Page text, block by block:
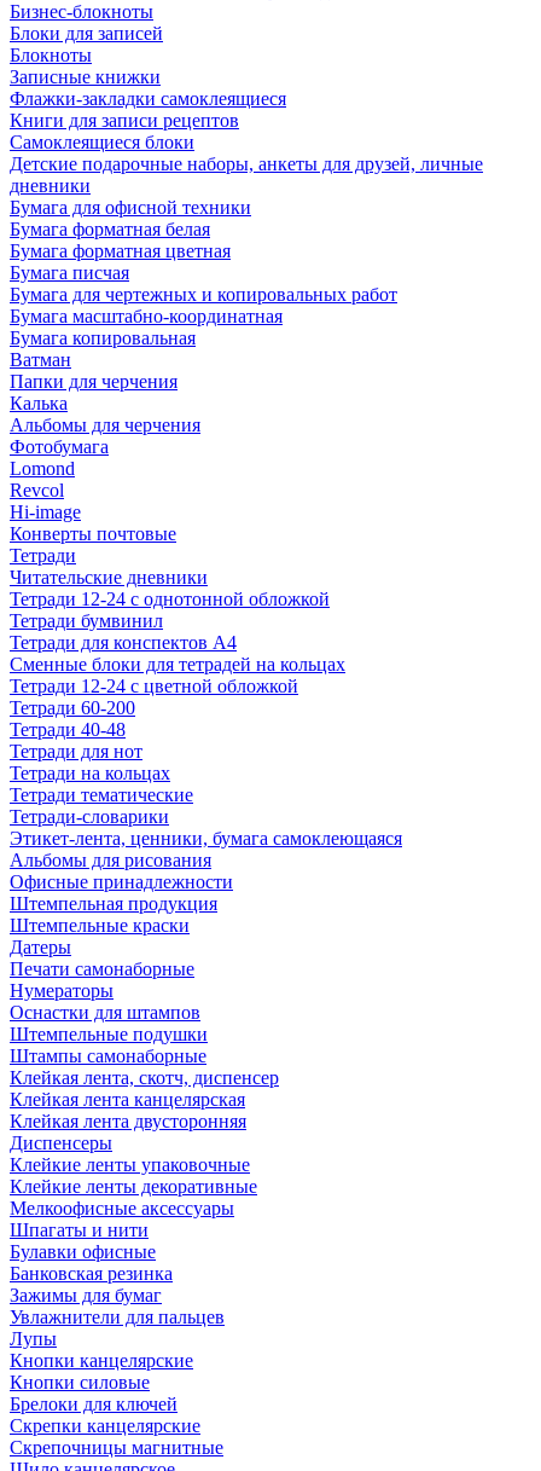
Бизнес-блокноты
Блоки для записей
Блокноты
Записные книжки
Флажки-закладки самоклеящиеся
Книги для записи рецептов
Самоклеящиеся блоки
Детские подарочные наборы, анкеты для друзей, личные
дневники
Бумага для офисной техники
Бумага форматная белая
Бумага форматная цветная
Бумага писчая
Бумага для чертежных и копировальных работ
Бумага масштабно-координатная
Бумага копировальная
Ватман
Папки для черчения
Калька
Альбомы для черчения
Фотобумага
Lomond
Revcol
Hi-image
Конверты почтовые
Тетради
Читательские дневники
Тетради 12-24 с однотонной обложкой
Тетради бумвинил
Тетради для конспектов А4
Сменные блоки для тетрадей на кольцах
Тетради 12-24 с цветной обложкой
Тетради 60-200
Тетради 40-48
Тетради для нот
Тетради на кольцах
Тетради тематические
Тетради-словарики
Этикет-лента, ценники, бумага самоклеющаяся
Альбомы для рисования
Офисные принадлежности
Штемпельная продукция
Штемпельные краски
Датеры
Печати самонаборные
Нумераторы
Оснастки для штампов
Штемпельные подушки
Штампы самонаборные
Клейкая лента, скотч, диспенсер
Клейкая лента канцелярская
Клейкая лента двусторонняя
Диспенсеры
Клейкие ленты упаковочные
Клейкие ленты декоративные
Мелкоофисные аксессуары
Шпагаты и нити
Булавки офисные
Банковская резинка
Зажимы для бумаг
Увлажнители для пальцев
Лупы
Кнопки канцелярские
Кнопки силовые
Брелоки для ключей
Скрепки канцелярские
Скрепочницы магнитные